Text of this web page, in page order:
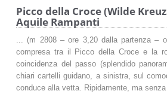
Picco della Croce (Wilde
Aquile Rampanti
... (m 2808 – ore 3,20 dalla partenza –
compresa tra il Picco della Croce e la
coincidenza del passo (splendido
chiari cartelli guidano, a sinistra, sul
conduce alla vetta. Ripidamente, ma senza